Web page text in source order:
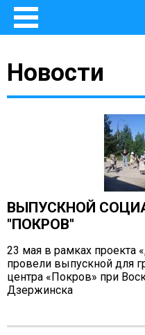
Основные сведения
О Центре
Методическое
Структура Центра
Финансово –
Информация о закупках
обеспечения
Безопасная среда
Охрана труда
Пожарная
ГО и ЧС
Новости
ВЫПУСКНОЙ
"ПОКРОВ"
23 мая в рамках проекта
провели выпускной для
центра «Покров» при
Дзержинска